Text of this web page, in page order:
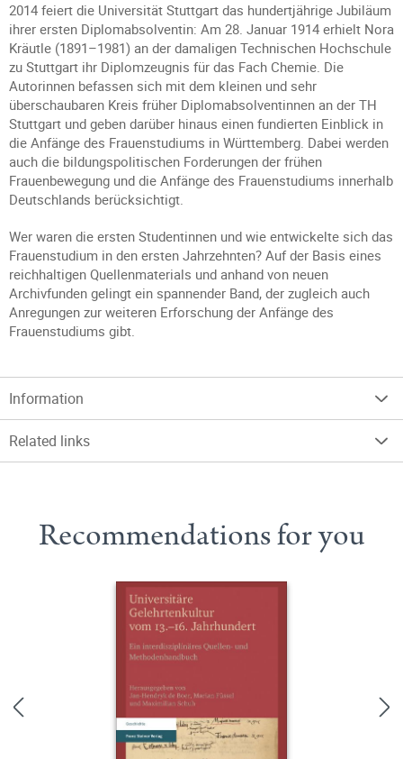
2014 feiert die Universität Stuttgart das hundertjährige Jubiläum
ihrer ersten Diplomabsolventin: Am 28. Januar 1914 erhielt Nora
Kräutle (1891–1981) an der damaligen Technischen Hochschule
zu Stuttgart ihr Diplomzeugnis für das Fach Chemie. Die
Autorinnen befassen sich mit dem kleinen und sehr
überschaubaren Kreis früher Diplomabsolventinnen an der TH
Stuttgart und geben darüber hinaus einen fundierten Einblick in
die Anfänge des Frauenstudiums in Württemberg. Dabei werden
auch die bildungspolitischen Forderungen der frühen
Frauenbewegung und die Anfänge des Frauenstudiums innerhalb
Deutschlands berücksichtigt.
Wer waren die ersten Studentinnen und wie entwickelte sich das
Frauenstudium in den ersten Jahrzehnten? Auf der Basis eines
reichhaltigen Quellenmaterials und anhand von neuen
Archivfunden gelingt ein spannender Band, der zugleich auch
Anregungen zur weiteren Erforschung der Anfänge des
Frauenstudiums gibt.
Information
Related links
Recommendations for you